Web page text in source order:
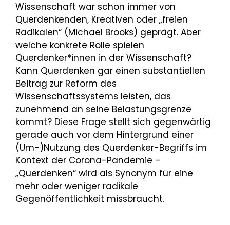
Wissenschaft war schon immer von
Querdenkenden, Kreativen oder „freien
Radikalen“ (Michael Brooks) geprägt. Aber
welche konkrete Rolle spielen
Querdenker*innen in der Wissenschaft?
Kann Querdenken gar einen substantiellen
Beitrag zur Reform des
Wissenschaftssystems leisten, das
zunehmend an seine Belastungsgrenze
kommt? Diese Frage stellt sich gegenwärtig
gerade auch vor dem Hintergrund einer
(Um-)Nutzung des Querdenker-Begriffs im
Kontext der Corona-Pandemie –
„Querdenken“ wird als Synonym für eine
mehr oder weniger radikale
Gegenöffentlichkeit missbraucht.